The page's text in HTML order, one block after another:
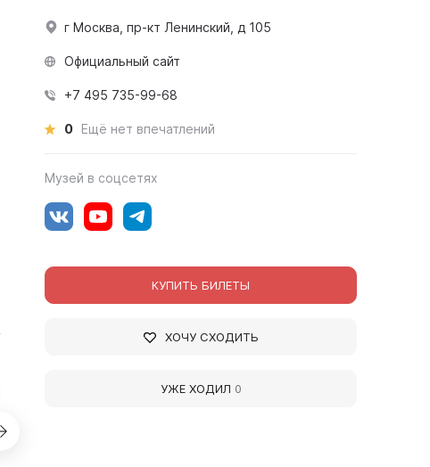
г Москва, пр-кт Ленинский, д 105
Официальный сайт
+7 495 735-99-68
0 Ещё нет впечатлений
Музей в соцсетях
КУПИТЬ БИЛЕТЫ
ХОЧУ СХОДИТЬ
УЖЕ ХОДИЛ 0